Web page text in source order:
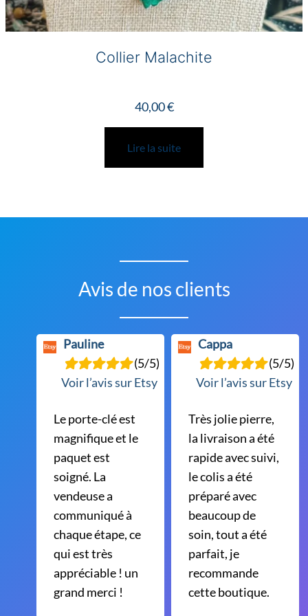
Collier Malachite
40,00€
Lire la suite
Avis de nos clients
Pauline
(5/5)
Voir l’avis sur Etsy
Le porte-clé est
magnifique et le
paquet est
soigné. La
vendeuse a
communiqué à
chaque étape, ce
qui est très
appréciable ! un
grand merci !
Cappa
(5/5)
Voir l’avis sur Etsy
Très jolie pierre,
la livraison a été
rapide avec suivi,
le colis a été
préparé avec
beaucoup de
soin, tout a été
parfait, je
recommande
cette boutique.